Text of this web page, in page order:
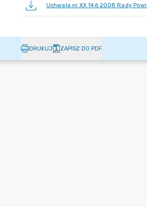
Uchwała nr XX 146 2008 Rady
DRUKUJ ZAPISZ DO PDF